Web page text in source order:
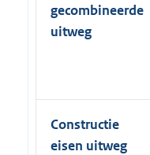
gecombineerde
uitweg
Constructie
eisen uitweg